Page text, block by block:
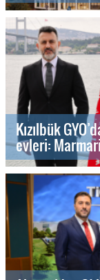
Kızılbük
evleri: